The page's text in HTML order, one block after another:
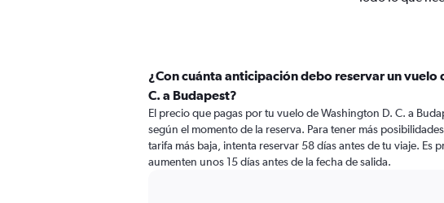
¿Con cuánta anticipación debo reservar un vuelo
C. a Budapest?
El precio que pagas por tu vuelo de Washington D. C. a
según el momento de la reserva. Para tener más
tarifa más baja, intenta reservar 58 días antes de tu viaje. Es
aumenten unos 15 días antes de la fecha de salida.